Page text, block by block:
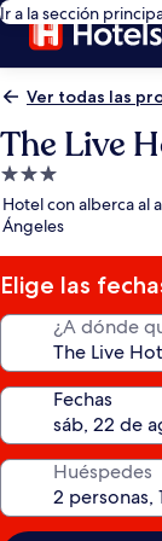
Ir a la sección
Ver todas las
The Live
Propiedad
de
3.0
estrellas
Hotel con alberca al
Ángeles
Elige las
¿A dónde
Fechas
Huéspedes